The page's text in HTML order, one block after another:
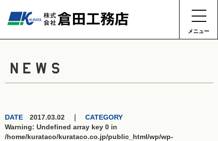
メニュー
NEWS
DATE 2017.03.02 ｜ CATEGORY
Warning: Undefined array key 0 in
/home/kurataco/kurataco.co.jp/public_html/wp/wp-